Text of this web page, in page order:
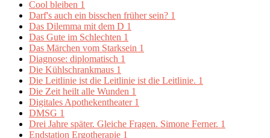
Cool bleiben 1
Darf's auch ein bisschen früher sein? 1
Das Dilemma mit dem D 1
Das Gute im Schlechten 1
Das Märchen vom Starksein 1
Diagnose: diplomatisch 1
Die Kühlschrankmaus 1
Die Leitlinie ist die Leitlinie ist die Leitlinie. 1
Die Zeit heilt alle Wunden 1
Digitales Apothekentheater 1
DMSG 1
Drei Jahre später. Gleiche Fragen. Simone Ferner. 1
Endstation Ergotherapie 1